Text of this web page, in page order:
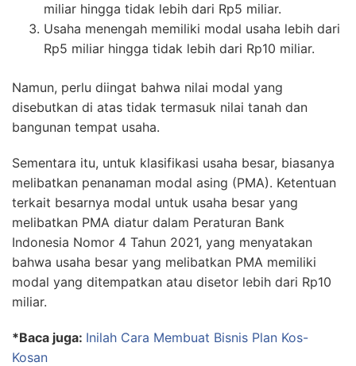
miliar hingga tidak lebih dari Rp5 miliar.
Usaha menengah memiliki modal usaha lebih dari
Rp5 miliar hingga tidak lebih dari Rp10 miliar.
Namun, perlu diingat bahwa nilai modal yang
disebutkan di atas tidak termasuk nilai tanah dan
bangunan tempat usaha.
Sementara itu, untuk klasifikasi usaha besar, biasanya
melibatkan penanaman modal asing (PMA). Ketentuan
terkait besarnya modal untuk usaha besar yang
melibatkan PMA diatur dalam Peraturan Bank
Indonesia Nomor 4 Tahun 2021, yang menyatakan
bahwa usaha besar yang melibatkan PMA memiliki
modal yang ditempatkan atau disetor lebih dari Rp10
miliar.
*Baca juga: Inilah Cara Membuat Bisnis Plan Kos-
Kosan